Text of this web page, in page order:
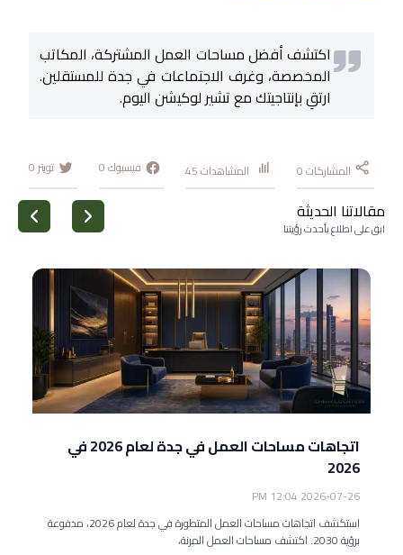
اكتشف أفضل مساحات العمل المشتركة، المكاتب
المخصصة، وغرف الاجتماعات في جدة للمستقلين.
ارتقِ بإنتاجيتك مع تشير لوكيشن اليوم.
المشاركات0 المشاهدات45 فيسبوك0 تويتر 0
مقالاتنا الحديثة
ابق على اطلاع بأحدث رؤيتنا
اتجاهات مساحات العمل في جدة لعام 2026 في
2026
2026-07-26 12:04 PM
استكشف اتجاهات مساحات العمل المتطورة في جدة لعام 2026، مدفوعة
برؤية 2030. اكتشف مساحات العمل المرنة،